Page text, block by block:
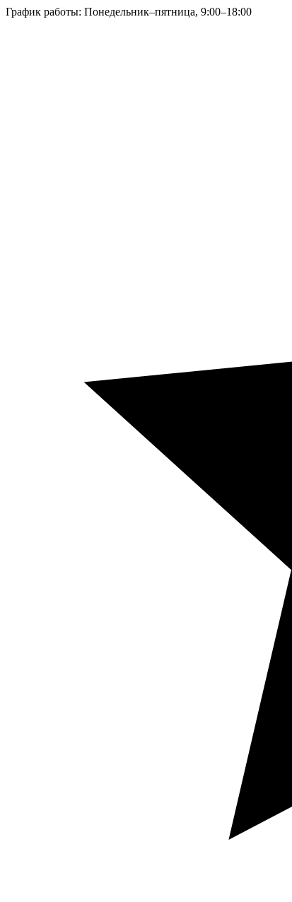
График работы: Понедельник–пятница, 9:00–18:00